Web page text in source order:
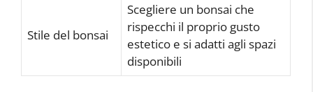
Stile del bonsai
Scegliere un bonsai che
rispecchi il proprio gusto
estetico e si adatti agli spazi
disponibili